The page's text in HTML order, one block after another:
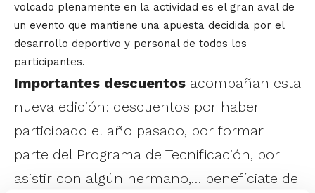
volcado plenamente en la actividad es el gran aval de
un evento que mantiene una apuesta decidida por el
desarrollo deportivo y personal de todos los
participantes.
Importantes descuentos acompañan esta
nueva edición: descuentos por haber
participado el año pasado, por formar
parte del Programa de Tecnificación, por
asistir con algún hermano,… benefíciate de